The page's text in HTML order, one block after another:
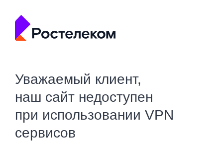
Уважаемый клиент,
наш сайт недоступен
при использовании VPN
сервисов